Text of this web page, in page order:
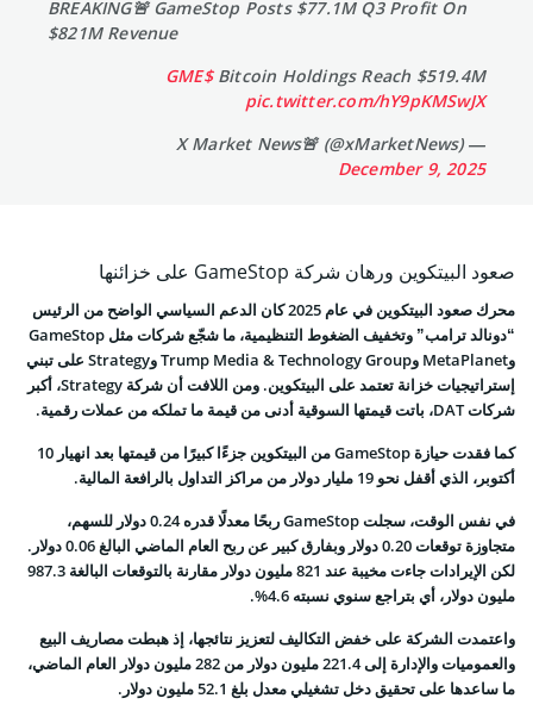
BREAKING🚨 GameStop Posts $77.1M Q3 Profit On
$821M Revenue
Bitcoin Holdings Reach $519.4M
$GME
pic.twitter.com/hY9pKMSwJX
— X Market News🚨 (@xMarketNews)
December 9, 2025
صعود البيتكوين ورهان شركة GameStop على خزائنها
محرك صعود البيتكوين في عام 2025 كان الدعم السياسي الواضح من الرئيس
“دونالد ترامب” وتخفيف الضغوط التنظيمية، ما شجّع شركات مثل GameStop
وMetaPlanet وTrump Media & Technology Group وStrategy على تبني
إستراتيجيات خزانة تعتمد على البيتكوين. ومن اللافت أن شركة Strategy، أكبر
شركات DAT، باتت قيمتها السوقية أدنى من قيمة ما تملكه من عملات رقمية.
كما فقدت حيازة GameStop من البيتكوين جزءًا كبيرًا من قيمتها بعد انهيار 10
أكتوبر، الذي أقفل نحو 19 مليار دولار من مراكز التداول بالرافعة المالية.
في نفس الوقت، سجلت GameStop ربحًا معدلًا قدره 0.24 دولار للسهم،
متجاوزة توقعات 0.20 دولار وبفارق كبير عن ربح العام الماضي البالغ 0.06 دولار.
لكن الإيرادات جاءت مخيبة عند 821 مليون دولار مقارنة بالتوقعات البالغة 987.3
مليون دولار، أي بتراجع سنوي نسبته 4.6%.
واعتمدت الشركة على خفض التكاليف لتعزيز نتائجها، إذ هبطت مصاريف البيع
والعموميات والإدارة إلى 221.4 مليون دولار من 282 مليون دولار العام الماضي،
ما ساعدها على تحقيق دخل تشغيلي معدل بلغ 52.1 مليون دولار.